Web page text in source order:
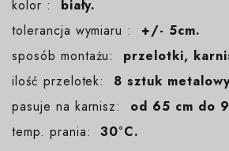
kolor : biały.
tolerancja wymiaru :
+/- 5cm.
sposób montażu: przelotki,
ilość przelotek:
8 sztuk
pasuje na karnisz: od 65 cm do
temp. prania:30°C.